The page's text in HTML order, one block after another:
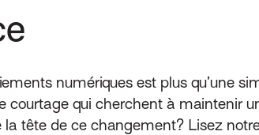
numériques est plus qu’une
courtage qui cherchent à maintenir
la tête de ce changement? Lisez